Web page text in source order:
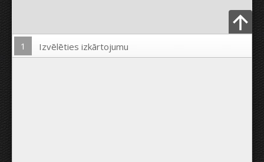
Ielādēt Foto
1 Izvēlēties izkārtojumu